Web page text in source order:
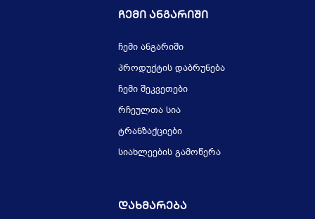
Ჩემი Ანგარიში
ჩემი ანგარიში
პროდუქტის დაბრუნება
ჩემი შეკვეთები
რჩეულთა სია
ტრანზაქციები
სიახლეების გამოწერა
Დახმარება